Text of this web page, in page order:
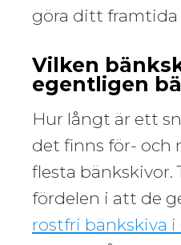
göra ditt framtida
Vilken
egentligen
Hur långt är ett
det finns för- och
flesta bänkskivor.
fördelen i att de
rostfri bänkskiva i